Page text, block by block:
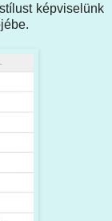
képviselünk